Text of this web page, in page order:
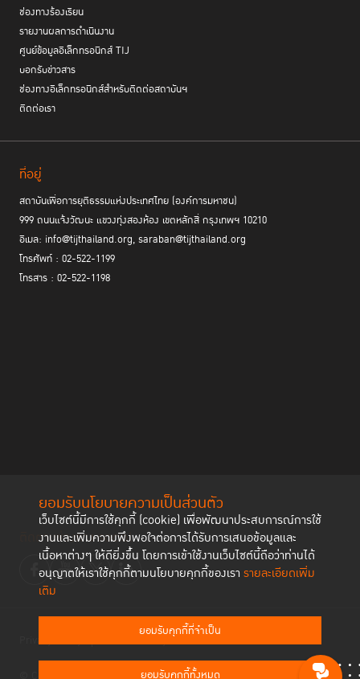
ยอมรับนโยบายความเป็นส่วนตัว
เว็บไซต์นี้มีการใช้คุกกี้ (cookie) เพื่อพัฒนาประสบการณ์การใช้
งานและเพิ่มความพึงพอใจต่อการได้รับการเสนอข้อมูลและ
เนื้อหาต่างๆ ให้ดียิ่งขึ้น โดยการเข้าใช้งานเว็บไซต์นี้ถือว่าท่านได้
อนุญาตให้เราใช้คุกกี้ตามนโยบายคุกกี้ของเรา รายละเอียดเพิ่ม
เติม
ยอมรับคุกกี้ที่จำเป็น
ยอมรับคุกกี้ทั้งหมด
ช่องทางร้องเรียน
รายงานผลการดำเนินงาน
ศูนย์ข้อมูลอิเล็กทรอนิกส์ TIJ
บอกรับข่าวสาร
ช่องทางอิเล็กทรอนิกส์สำหรับติดต่อสถาบันฯ
ติดต่อเรา
ที่อยู่
สถาบันเพื่อการยุติธรรมแห่งประเทศไทย (องค์การมหาชน)
999 ถนนแจ้งวัฒนะ แขวงทุ่งสองห้อง เขตหลักสี่ กรุงเทพฯ 10210
อีเมล: info@tijthailand.org, saraban@tijthailand.org
โทรศัพท์ : 02-522-1199
โทรสาร : 02-522-1198
ติดตามช่องทาง social
© Copyright 2023 Thailand Institute of Justice All Rights Reserved
Privacy Policy Cookies Policy